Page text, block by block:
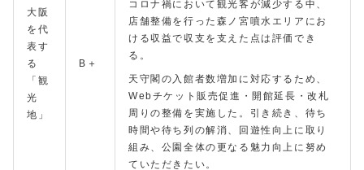
大阪
を代
表す
る
「観
光
地」
B＋
コロナ禍において観光客が減少する中、
店舗整備を行った森ノ宮噴水エリアにお
ける収益で収支を支えた点は評価でき
る。
天守閣の入館者数増加に対応するため、
Webチケット販売促進・開館延長・改札
周りの整備を実施した。引き続き、待ち
時間や待ち列の解消、回遊性向上に取り
組み、公園全体の更なる魅力向上に努め
ていただきたい。